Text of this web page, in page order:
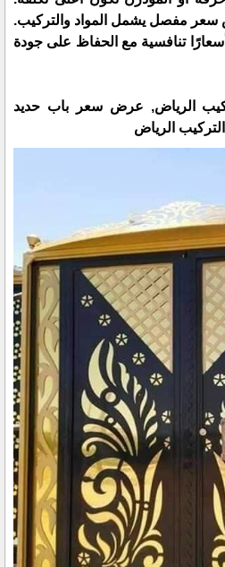
مفصل يشمل المواد والتركيب.
تنافسية مع الحفاظ على جودة
الرياض, عرض سعر باب حديد
الرياض